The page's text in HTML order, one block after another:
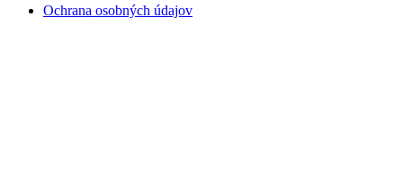
Ochrana osobných údajov